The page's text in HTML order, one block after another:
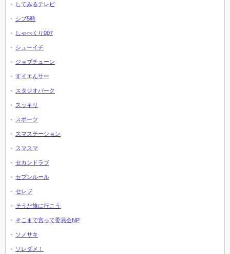
してみるテレビ
シブ5時
しゃべくり007
シューイチ
ジョブチューン
すイエんサー
スタジオパーク
スッキリ
スポーツ
スマステーション
スマスマ
セカンドラブ
セブンルール
セレブ
そうだ旅に行こう
そこまで言って委員会NP
ソノサキ
ソレダメ！